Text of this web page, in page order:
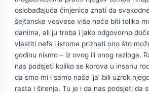
oslobađajuća činjenica znati da
šejtanske vesvese više neće biti toliko
danima, ali ju treba i jako odgovorno
vlastiti nefs i istome priznati ono što
godinu nismo – iz ovog ili onog razloga.
nas podsjeti koliko se korova u insanu
da smo mi i samo naše ‘ja’ bili uzrok
rasta i širenja. Tu je i da nas podsjeti da